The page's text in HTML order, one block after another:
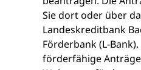
Sie dort oder über
Landeskreditbank
Förderbank (L-
förderfähige